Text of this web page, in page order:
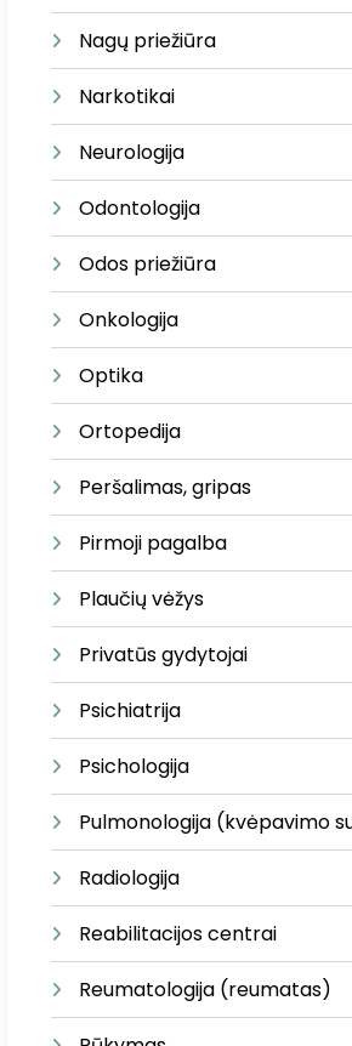
Nagų priežiūra
Narkotikai
Neurologija
Odontologija
Odos priežiūra
Onkologija
Optika
Ortopedija
Peršalimas, gripas
Pirmoji pagalba
Plaučių vėžys
Privatūs gydytojai
Psichiatrija
Psichologija
Pulmonologija (kvėpavimo
Radiologija
Reabilitacijos centrai
Reumatologija (reumatas)